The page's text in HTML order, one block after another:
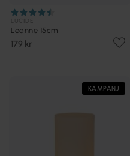
Leanne 15cm
179 kr
KAMPANJ